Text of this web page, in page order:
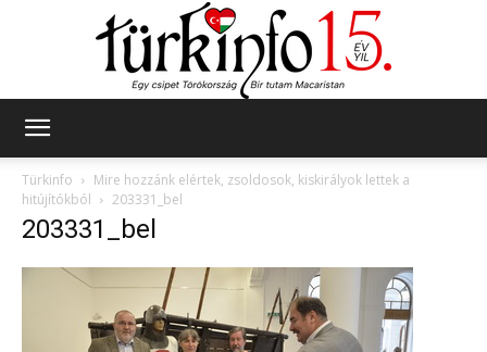
Türkinfo
Mire hozzánk elértek, zsoldosok, kiskirályok lettek a
hitújítókból
203331_bel
203331_bel